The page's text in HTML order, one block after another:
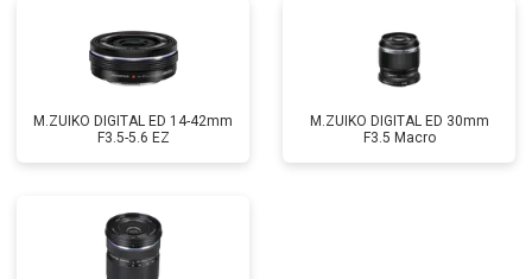
M.ZUIKO DIGITAL ED 14-42mm
F3.5-5.6 EZ
M.ZUIKO DIGITAL ED 30mm
F3.5 Macro